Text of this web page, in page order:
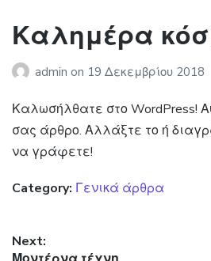
Καλημέρα
admin on 19 Δεκεμβρίου 2018
Καλωσήλθατε στο WordPress!
σας άρθρο. Αλλάξτε το ή
να γράφετε!
Category: Γενικά άρθρα
Πλοήγηση άρθρων
Next: